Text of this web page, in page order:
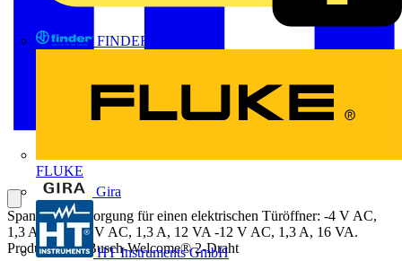
FINDER
FLUKE
Gira
HT Instruments GmbH
Spannungsversorgung für einen elektrischen Türöffner: -4 V AC,
1,3 A, 8 VA -8 V AC, 1,3 A, 12 VA -12 V AC, 1,3 A, 16 VA.
Produktreihe: Busch-Welcome® 2-Draht​